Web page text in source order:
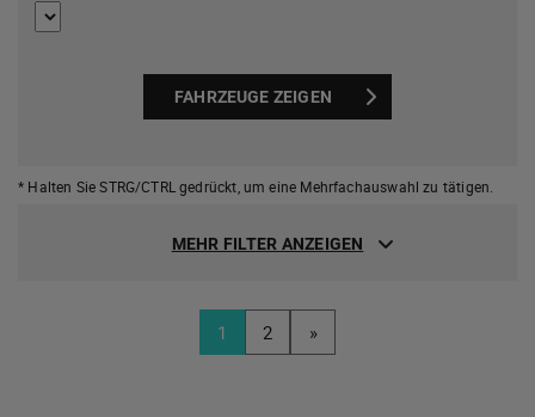
FAHRZEUGE ZEIGEN
* Halten Sie STRG/CTRL gedrückt, um eine Mehrfachauswahl zu tätigen.
MEHR FILTER ANZEIGEN
1 2 »